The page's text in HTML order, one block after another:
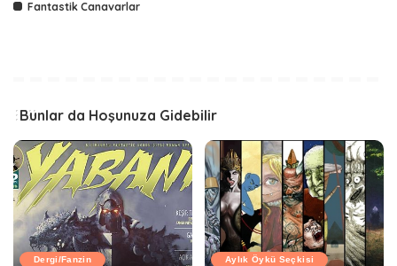
Fantastik Canavarlar
Bunlar da Hoşunuza Gidebilir
Dergi/Fanzin Aylık Öykü Seçkisi